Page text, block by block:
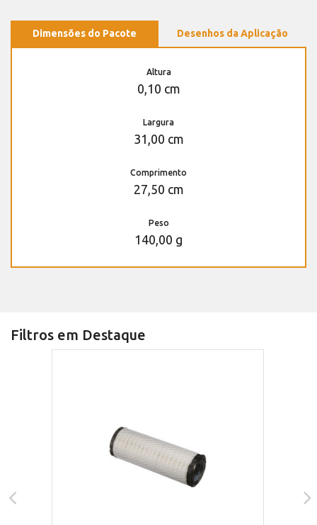
Dimensões do Pacote Desenhos da Aplicação
Altura
0,10 cm
Largura
31,00 cm
Comprimento
27,50 cm
Peso
140,00 g
Filtros em Destaque